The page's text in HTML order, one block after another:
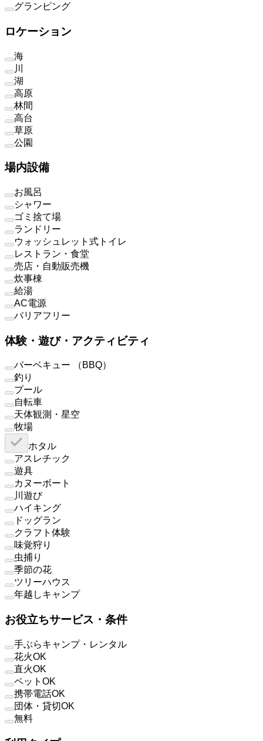
グランピング
ロケーション
海
川
湖
高原
林間
高台
草原
公園
場内設備
お風呂
シャワー
ゴミ捨て場
ランドリー
ウォッシュレット式トイレ
レストラン・食堂
売店・自動販売機
炊事棟
給湯
AC電源
バリアフリー
体験・遊び・アクティビティ
バーベキュー （BBQ）
釣り
プール
自転車
天体観測・星空
牧場
ホタル
アスレチック
遊具
カヌーボート
川遊び
ハイキング
ドッグラン
クラフト体験
味覚狩り
虫捕り
季節の花
ツリーハウス
年越しキャンプ
お役立ちサービス・条件
手ぶらキャンプ・レンタル
花火OK
直火OK
ペットOK
携帯電話OK
団体・貸切OK
無料